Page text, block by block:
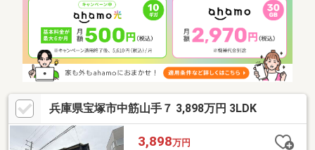
兵庫県宝塚市中筋山手７ 3,898万円 3LDK
3,898万円